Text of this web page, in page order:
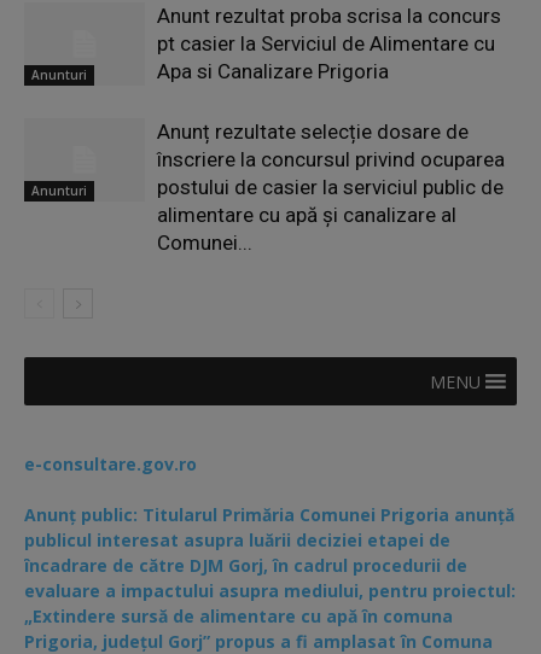
Anunturi
Anunt rezultat proba scrisa la concurs
pt casier la Serviciul de Alimentare cu
Apa si Canalizare Prigoria
Anunturi
Anunț rezultate selecție dosare de
înscriere la concursul privind ocuparea
postului de casier la serviciul public de
alimentare cu apă și canalizare al
Comunei...
MENU
e-consultare.gov.ro
Anunț public: Titularul Primăria Comunei Prigoria anunță
publicul interesat asupra luării deciziei etapei de
încadrare de către DJM Gorj, în cadrul procedurii de
evaluare a impactului asupra mediului, pentru proiectul:
„Extindere sursă de alimentare cu apă în comuna
Prigoria, județul Gorj” propus a fi amplasat în Comuna